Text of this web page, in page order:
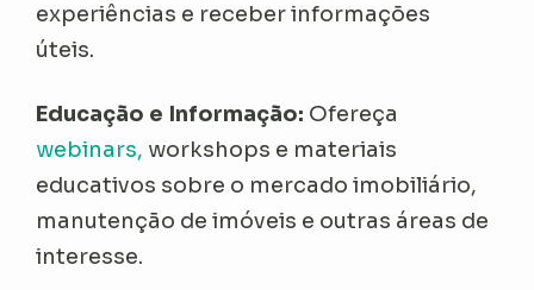
experiências e receber informações
úteis.
Educação e Informação: Ofereça
webinars, workshops e materiais
educativos sobre o mercado imobiliário,
manutenção de imóveis e outras áreas de
interesse.